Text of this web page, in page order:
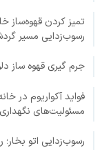
تمیز کردن قهوه‌ساز
رسوب‌زدایی مسیر
جرم گیری قهوه ساز
فواید آکواریوم در
مسئولیت‌های
رسوب‌زدایی اتو